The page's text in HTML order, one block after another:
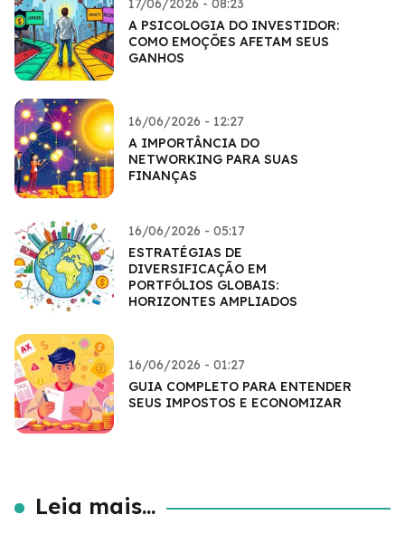
17/06/2026 - 08:23
A PSICOLOGIA DO INVESTIDOR:
COMO EMOÇÕES AFETAM SEUS
GANHOS
16/06/2026 - 12:27
A IMPORTÂNCIA DO
NETWORKING PARA SUAS
FINANÇAS
16/06/2026 - 05:17
ESTRATÉGIAS DE
DIVERSIFICAÇÃO EM
PORTFÓLIOS GLOBAIS:
HORIZONTES AMPLIADOS
16/06/2026 - 01:27
GUIA COMPLETO PARA ENTENDER
SEUS IMPOSTOS E ECONOMIZAR
Leia mais...